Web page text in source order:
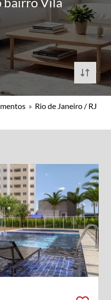
» Rio de Janeiro / RJ